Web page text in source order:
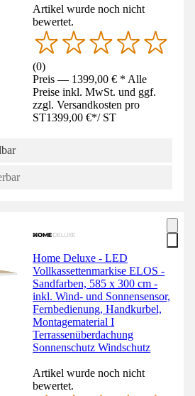
Artikel wurde noch nicht
bewertet.
(0)
Preis — 1399,00 € * Alle
Preise inkl. MwSt. und ggf.
zzgl. Versandkosten pro
ST1399,00 €*/ ST
Home Deluxe - LED
Vollkassettenmarkise ELOS -
Sandfarben, 585 x 300 cm -
inkl. Wind- und Sonnensensor,
Fernbedienung, Handkurbel,
Montagematerial I
Terrassenüberdachung
Sonnenschutz Windschutz
Artikel wurde noch nicht
bewertet.